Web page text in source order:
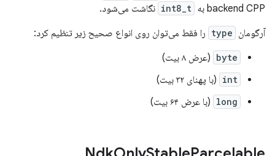
backend CPP به int8_t نگاشت می‌شود.
آرگومان type را فقط می‌توان روی انواع صحیح زیر تنظیم کرد:
byte (عرض ۸ بیت)
int (با پهنای ۳۲ بیت)
long (با عرض ۶۴ بیت)